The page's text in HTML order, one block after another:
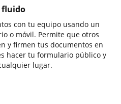
fluido
con tu equipo usando un
o móvil. Permite que otros
y firmen tus documentos en
hacer tu formulario público y
lugar.